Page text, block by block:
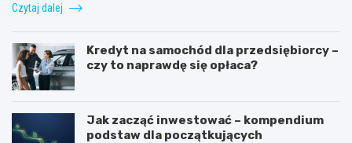
Czytaj dalej
Kredyt na samochód dla przedsiębiorcy –
czy to naprawdę się opłaca?
Jak zacząć inwestować – kompendium
podstaw dla początkujących